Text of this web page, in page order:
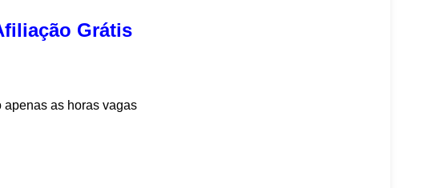
Grátis
as horas vagas